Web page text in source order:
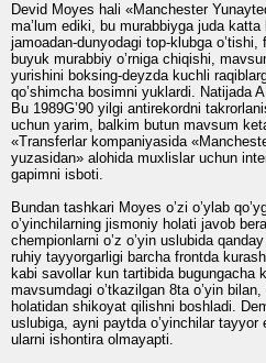
Devid Moyes hali «Manchester
ma’lum ediki, bu murabbiyga juda katta
jamoadan-dunyodagi top-klubga
buyuk murabbiy o’rniga chiqishi,
yurishini boksing-deyzda kuchli
qo’shimcha bosimni yuklardi. Natijada
Bu 1989G’90 yilgi antirekordni
uchun yarim, balkim butun mavsum
«Transferlar kompaniyasida
yuzasidan» alohida muxlislar uchun
gapimni isboti.
Bundan tashkari Moyes o’zi o’ylab
o’yinchilarning jismoniy holati javob
chempionlarni o’z o’yin uslubida
ruhiy tayyorgarligi barcha frontda
kabi savollar kun tartibida bugungacha
mavsumdagi o’tkazilgan 8ta o’yin
holatidan shikoyat qilishni boshladi.
uslubiga, ayni paytda o’yinchilar
ularni ishontira olmayapti.